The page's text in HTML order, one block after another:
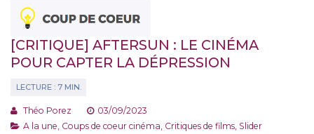
[CRITIQUE] AFTERSUN : LE CINÉMA
POUR CAPTER LA DÉPRESSION
Théo Porez
03/09/2023
A la une Coups de coeur cinéma Critiques de films Slider